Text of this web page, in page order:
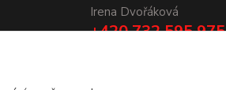
Irena Dvořáková
+420 732 595 975